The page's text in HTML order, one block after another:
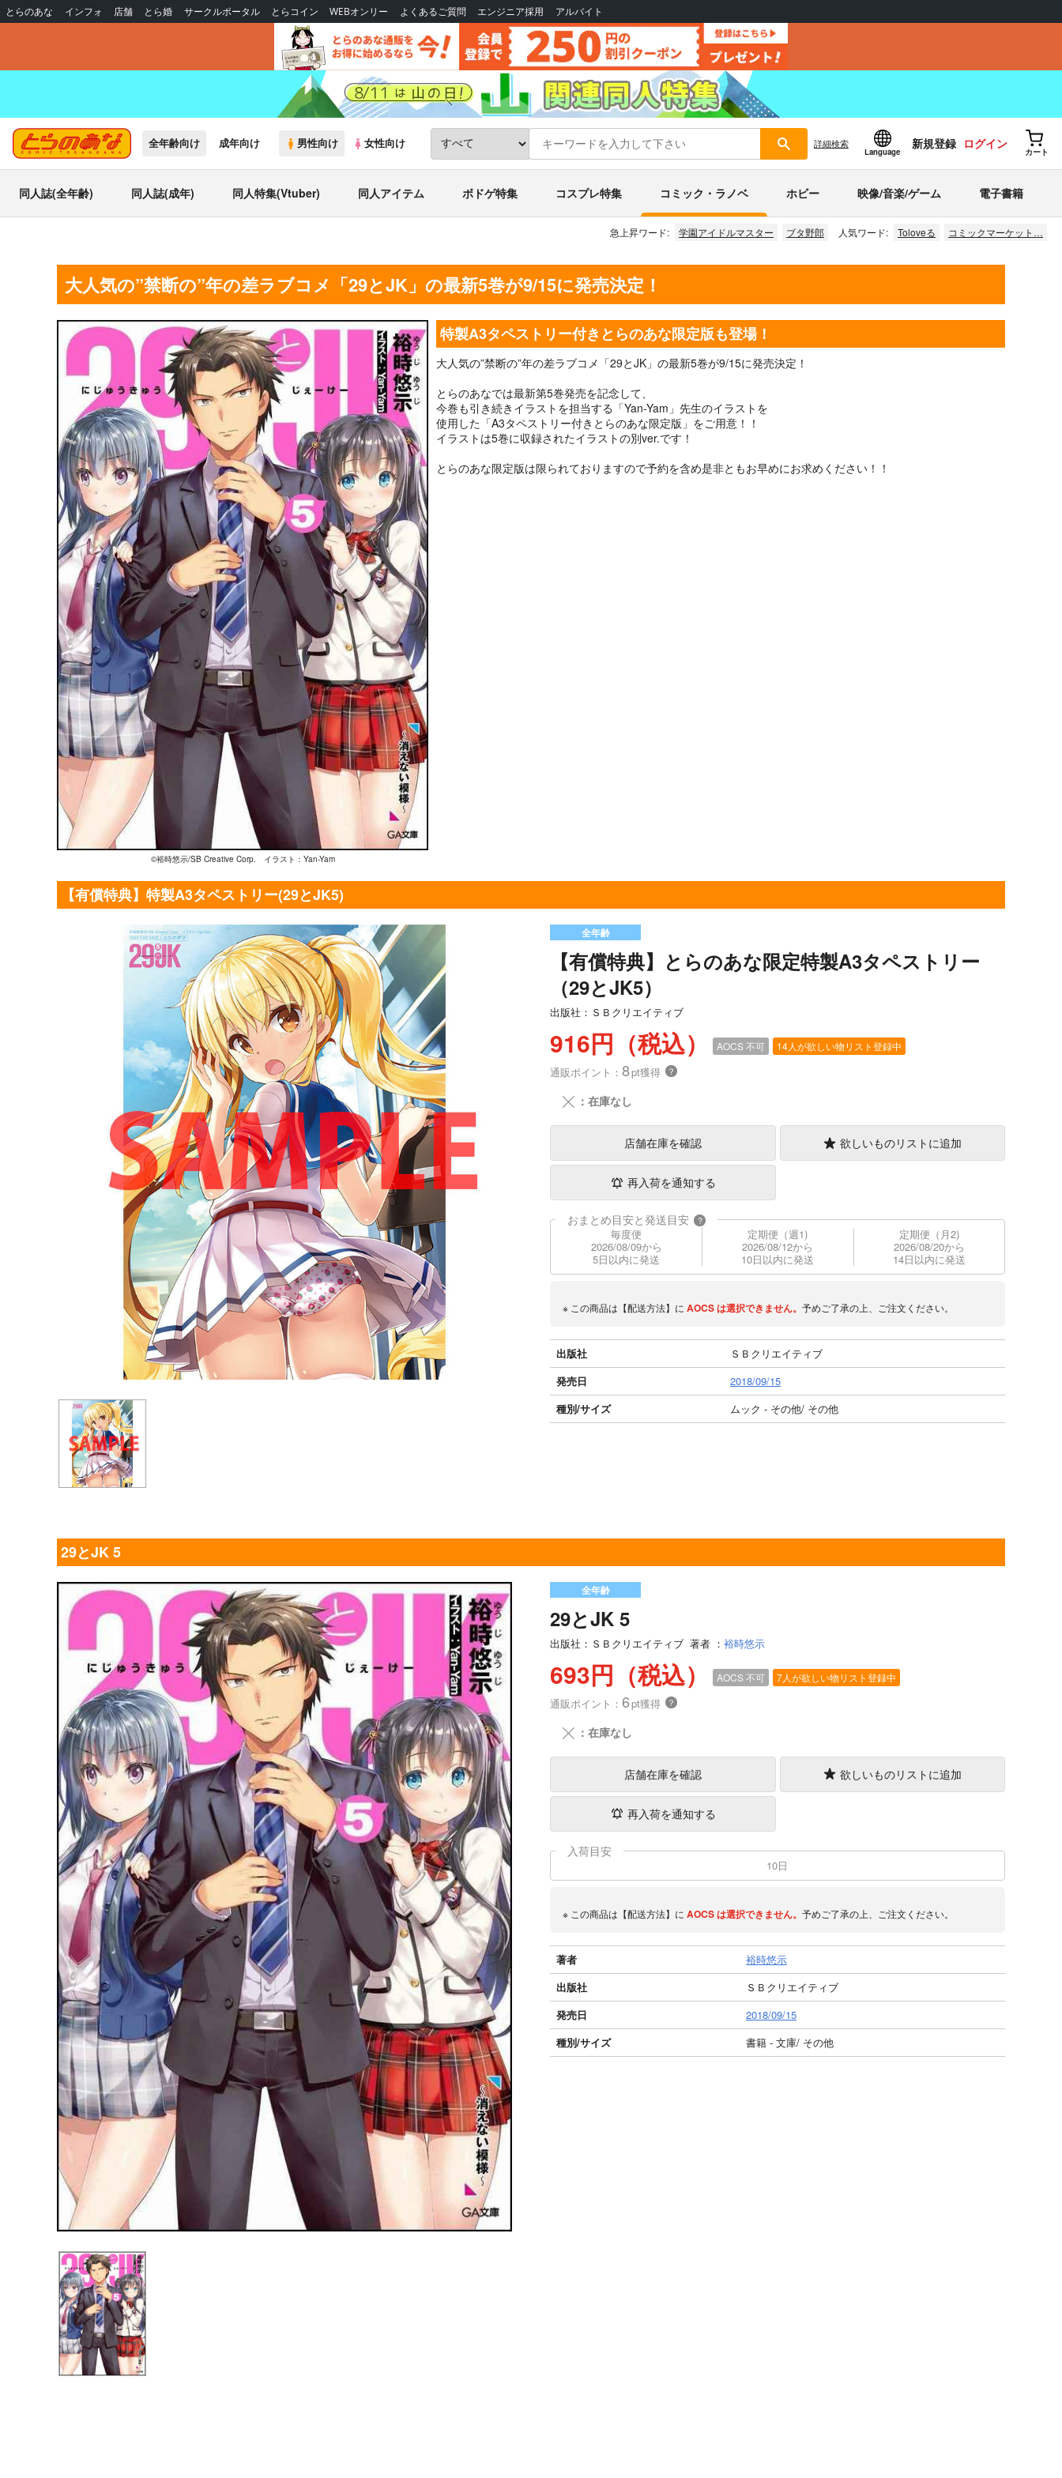
とらのあな インフォ 店舗 とら婚 サークルポータル とらコイン WEBオンリー よくあるご質問 エンジニア採用 アルバイト
全年齢向け 成年向け 男性向け 女性向け 詳細検索
Language
新規登録 ログイン
カート
同人誌(全年齢) 同人誌(成年) 同人特集(Vtuber) 同人アイテム ボドゲ特集 コスプレ特集 コミック・ラノベ ホビー 映像/音楽/ゲーム 電子書籍
急上昇ワード: 学園アイドルマスター ブタ野郎 人気ワード: Toloveる コミックマーケット…
大人気の”禁断の”年の差ラブコメ「29とJK」の最新5巻が9/15に発売決定！
©裕時悠示/SB Creative Corp. イラスト：Yan-Yam
特製A3タペストリー付きとらのあな限定版も登場！
大人気の”禁断の”年の差ラブコメ「29とJK」の最新5巻が9/15に発売決定！
とらのあなでは最新第5巻発売を記念して、
今巻も引き続きイラストを担当する「Yan-Yam」先生のイラストを
使用した「A3タペストリー付きとらのあな限定版」をご用意！！
イラストは5巻に収録されたイラストの別ver.です！
とらのあな限定版は限られておりますので予約を含め是非ともお早めにお求めください！！
【有償特典】特製A3タペストリー(29とJK5)
全年齢
【有償特典】とらのあな限定特製A3タペストリー
（29とJK5）
出版社： ＳＢクリエイティブ
916円（税込） AOCS不可 14人が欲しい物リスト登録中
通販ポイント： 8pt獲得 ？
╳ ：在庫なし
店舗在庫を確認 欲しいものリストに追加
再入荷を通知する
おまとめ目安と発送目安 ?
毎度便
2026/08/09から
5日以内に発送
定期便（週1)
2026/08/12から
10日以内に発送
定期便（月2)
2026/08/20から
14日以内に発送
※ この商品は【配送方法】に AOCSは選択できません。 予めご了承の上、ご注文ください。
出版社
ＳＢクリエイティブ
発売日
2018/09/15
種別/サイズ
ムック - その他/ その他
29とJK 5
全年齢
29とJK 5
出版社： ＳＢクリエイティブ 著者 ： 裕時悠示
693円（税込） AOCS不可 7人が欲しい物リスト登録中
通販ポイント： 6pt獲得 ？
╳ ：在庫なし
店舗在庫を確認 欲しいものリストに追加
再入荷を通知する
入荷目安
10日
※ この商品は【配送方法】に AOCSは選択できません。 予めご了承の上、ご注文ください。
著者
裕時悠示
出版社
ＳＢクリエイティブ
発売日
2018/09/15
種別/サイズ
書籍 - 文庫/ その他